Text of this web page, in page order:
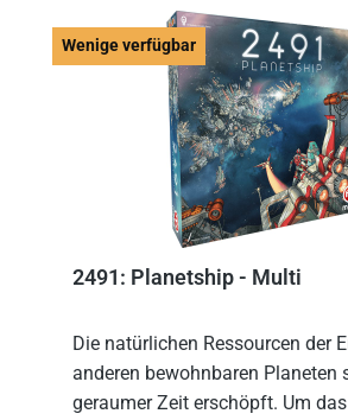
Wenige verfügbar
2491: Planetship - Multi
Die natürlichen Ressourcen der
anderen bewohnbaren Planeten
geraumer Zeit erschöpft. Um das